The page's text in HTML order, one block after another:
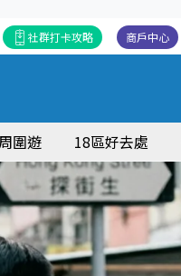
商戶中心
社群打卡攻略
圍遊 18區好去處